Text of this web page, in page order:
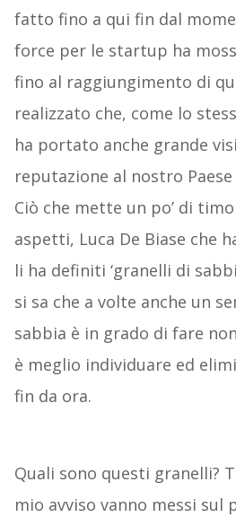
fatto fino a qui fin dal
force per le startup ha
fino al raggiungimento di
realizzato che, come lo
ha portato anche grande
reputazione al nostro
Ciò che mette un po’ di
aspetti, Luca De Biase che
li ha definiti ‘granelli di
si sa che a volte anche un
sabbia è in grado di fare
è meglio individuare ed
fin da ora.
Quali sono questi granelli?
mio avviso vanno messi